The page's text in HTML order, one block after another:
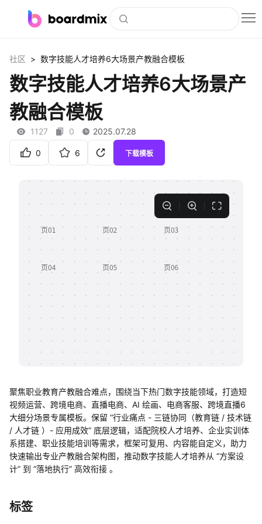
社区资源
会员
企业服务
支持
帮助中心
知识分享社区
社区 > 数字技能人才培养6大场景产教融合模板
数字技能人才培养6大场景产
教融合模板
1127 0 2025.07.28
0 6 下载模板
聚焦职业教育产教融合难点，围绕当下热门数字技能领域，打造短
视频运营、跨境电商、直播电商、AI 绘画、电商客服、跨境直播6
大细分场景专属模板。保留 “行业痛点 - 三链协同（教育链 / 技术链
/ 人才链 ）- 应用成效” 底层逻辑，适配院校人才培养、企业实训体
系搭建、职业技能培训等需求，框架可复用、内容能自定义，助力
快速输出专业产教融合架构图，推动数字技能人才培养从 “方案设
计” 到 “落地执行” 高效衔接 。
标签